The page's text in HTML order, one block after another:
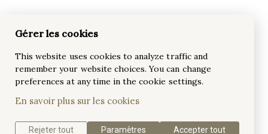
Gérer les cookies
This website uses cookies to analyze traffic and
remember your website choices. You can change
preferences at any time in the cookie settings.
En savoir plus sur les cookies
Rejeter tout Paramètres Accepter tout